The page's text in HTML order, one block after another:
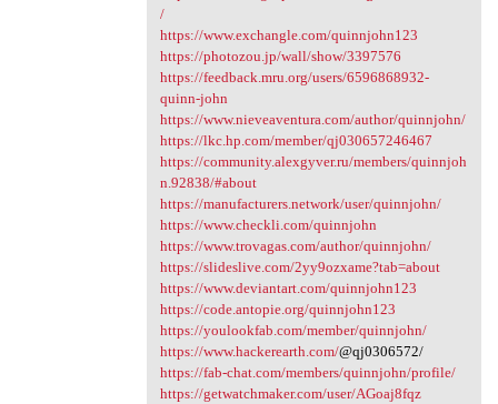
/
https://www.exchangle.com/quinnjohn123
https://photozou.jp/wall/show/3397576
https://feedback.mru.org/users/6596868932-
quinn-john
https://www.nieveaventura.com/author/quinnjohn/
https://lkc.hp.com/member/qj030657246467
https://community.alexgyver.ru/members/quinnjoh
n.92838/#about
https://manufacturers.network/user/quinnjohn/
https://www.checkli.com/quinnjohn
https://www.trovagas.com/author/quinnjohn/
https://slideslive.com/2yy9ozxame?tab=about
https://www.deviantart.com/quinnjohn123
https://code.antopie.org/quinnjohn123
https://youlookfab.com/member/quinnjohn/
https://www.hackerearth.com/@qj0306572/
https://fab-chat.com/members/quinnjohn/profile/
https://getwatchmaker.com/user/AGoaj8fqz